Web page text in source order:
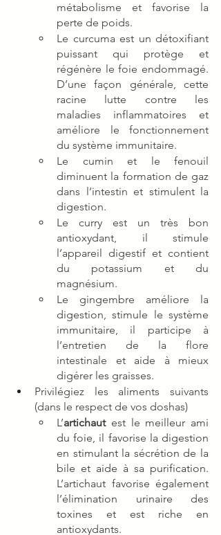
métabolisme et favorise la
perte de poids.
Le curcuma est un détoxifiant
puissant qui protège et
régénère le foie endommagé.
D’une façon générale, cette
racine lutte contre les
maladies inflammatoires et
améliore le fonctionnement
du système immunitaire.
Le cumin et le fenouil
diminuent la formation de gaz
dans l’intestin et stimulent la
digestion.
Le curry est un très bon
antioxydant, il stimule
l’appareil digestif et contient
du potassium et du
magnésium.
Le gingembre améliore la
digestion, stimule le système
immunitaire, il participe à
l’entretien de la flore
intestinale et aide à mieux
digérer les graisses.
Privilégiez les aliments suivants
(dans le respect de vos doshas)
L’artichaut est le meilleur ami
du foie, il favorise la digestion
en stimulant la sécrétion de la
bile et aide à sa purification.
L’artichaut favorise également
l’élimination urinaire des
toxines et est riche en
antioxydants.